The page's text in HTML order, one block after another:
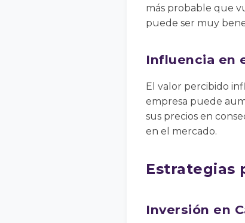
más probable que
puede ser muy
Influencia en
El valor percibido
empresa puede
sus precios en
en el mercado.
Estrategias
Inversión en